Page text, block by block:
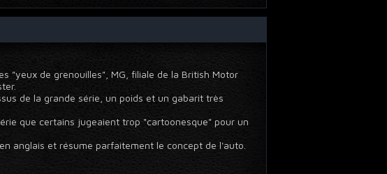
"yeux de grenouilles", MG, filiale de la British Motor
de la grande série, un poids et un gabarit très
que certains jugeaient trop "cartoonesque" pour un
anglais et résume parfaitement le concept de l'auto.